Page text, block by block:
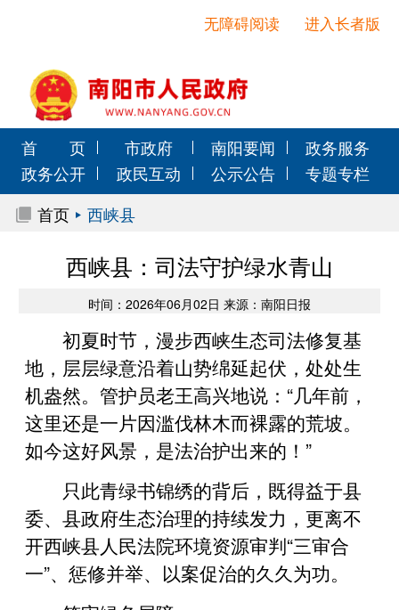
进入长者版
无障碍阅读
首 页 市政府 南阳要闻
政务服务
政务公开
政民互动 公示公告
专题专栏
首页
西峡县
西峡县：司法守护绿水青山
时间：2026年06月02日 来源：南阳日报
初夏时节，漫步西峡生态司法修复基
地，层层绿意沿着山势绵延起伏，处处生
机盎然。管护员老王高兴地说：“几年前，
这里还是一片因滥伐林木而裸露的荒坡。
如今这好风景，是法治护出来的！”
只此青绿书锦绣的背后，既得益于县
委、县政府生态治理的持续发力，更离不
开西峡县人民法院环境资源审判“三审合
一”、惩修并举、以案促治的久久为功。